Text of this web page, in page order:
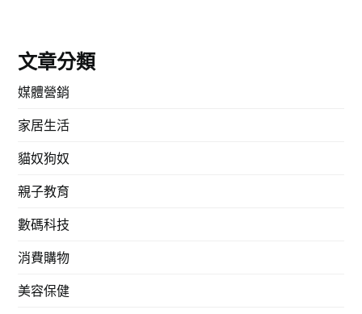
文章分類
媒體營銷
家居生活
貓奴狗奴
親子教育
數碼科技
消費購物
美容保健